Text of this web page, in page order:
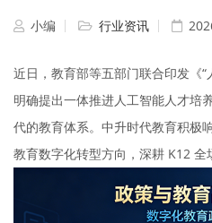
小编 行业资讯
近日，教育部等五部门联合印发《“
明确提出一体推进人工智能人才培
代的教育体系。中升时代教育积极
教育数字化转型方向，深耕 K12 全